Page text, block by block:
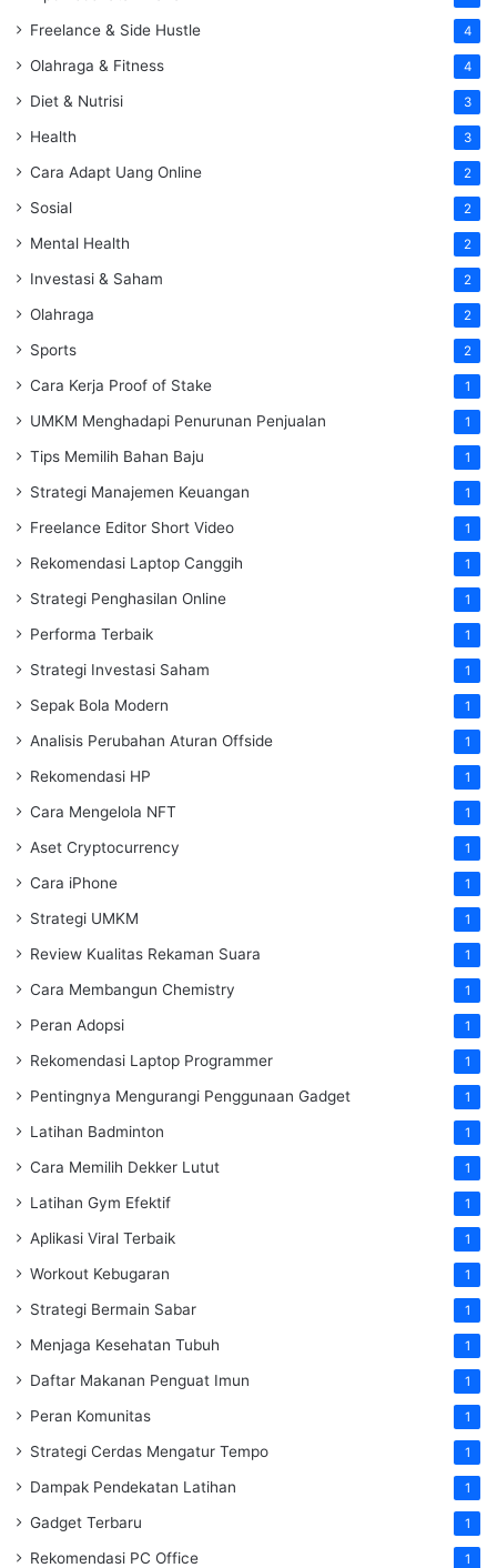
Freelance & Side Hustle 4
Olahraga & Fitness 4
Diet & Nutrisi 3
Health 3
Cara Adapt Uang Online 2
Sosial 2
Mental Health 2
Investasi & Saham 2
Olahraga 2
Sports 2
Cara Kerja Proof of Stake 1
UMKM Menghadapi Penurunan Penjualan 1
Tips Memilih Bahan Baju 1
Strategi Manajemen Keuangan 1
Freelance Editor Short Video 1
Rekomendasi Laptop Canggih 1
Strategi Penghasilan Online 1
Performa Terbaik 1
Strategi Investasi Saham 1
Sepak Bola Modern 1
Analisis Perubahan Aturan Offside 1
Rekomendasi HP 1
Cara Mengelola NFT 1
Aset Cryptocurrency 1
Cara iPhone 1
Strategi UMKM 1
Review Kualitas Rekaman Suara 1
Cara Membangun Chemistry 1
Peran Adopsi 1
Rekomendasi Laptop Programmer 1
Pentingnya Mengurangi Penggunaan Gadget 1
Latihan Badminton 1
Cara Memilih Dekker Lutut 1
Latihan Gym Efektif 1
Aplikasi Viral Terbaik 1
Workout Kebugaran 1
Strategi Bermain Sabar 1
Menjaga Kesehatan Tubuh 1
Daftar Makanan Penguat Imun 1
Peran Komunitas 1
Strategi Cerdas Mengatur Tempo 1
Dampak Pendekatan Latihan 1
Gadget Terbaru 1
Rekomendasi PC Office 1